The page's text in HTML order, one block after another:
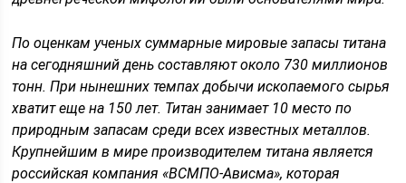
По оценкам ученых суммарные мировые запасы титана
на сегодняшний день составляют около 730 миллионов
тонн. При нынешних темпах добычи ископаемого сырья
хватит еще на 150 лет. Титан занимает 10 место по
природным запасам среди всех известных металлов.
Крупнейшим в мире производителем титана является
российская компания «ВСМПО-Ависма», которая